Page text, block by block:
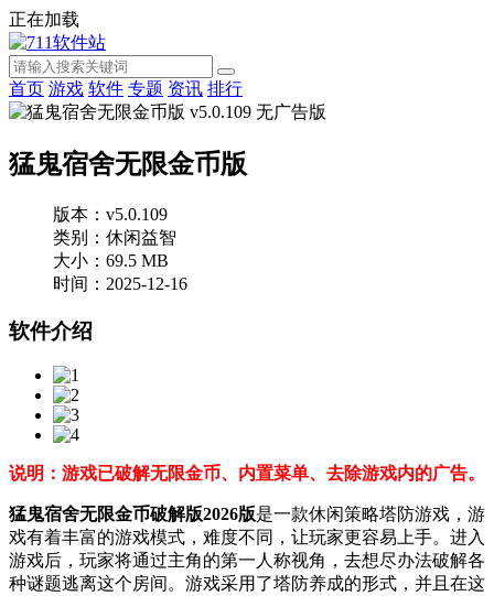
正在加载
首页 游戏 软件 专题 资讯 排行
猛鬼宿舍无限金币版
版本：v5.0.109
类别：休闲益智
大小：69.5 MB
时间：2025-12-16
软件介绍
说明：游戏已破解无限金币、内置菜单、去除游戏内的广告。
猛鬼宿舍无限金币破解版2026版是一款休闲策略塔防游戏，游
戏有着丰富的游戏模式，难度不同，让玩家更容易上手。进入
游戏后，玩家将通过主角的第一人称视角，去想尽办法破解各
种谜题逃离这个房间。游戏采用了塔防养成的形式，并且在这